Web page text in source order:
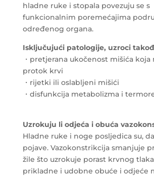
hladne ruke i stopala povezuju se s
funkcionalnim poremećajima
određenog organa.
Isključujući patologije, uzroci
・pretjerana ukočenost mišića koja
protok krvi
・rijetki ili oslabljeni mišići
・disfunkcija metabolizma i
Uzrokuju li odjeća i obuća
Hladne ruke i noge posljedica su,
pojave. Vazokonstrikcija smanjuje
žile što uzrokuje porast krvnog
prikladne i udobne obuće i odjeće